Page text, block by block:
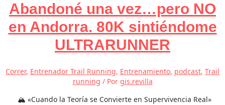
Abandoné una vez…pero NO
en Andorra. 80K sintiéndome
ULTRARUNNER
Correr, Entrenador Trail Running, Entrenamiento, podcast, Trail
running / Por gis.revilla
🏔️ «Cuando la Teoría se Convierte en Supervivencia Real»